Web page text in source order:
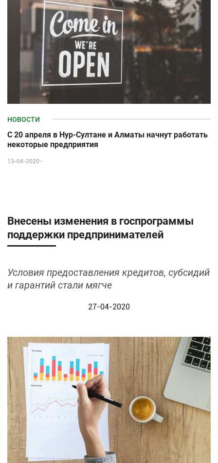
НОВОСТИ
С 20 апреля в Нур-Султане и Алматы начнут работать
некоторые предприятия
13-04-2020–
Внесены изменения в госпрограммы
поддержки предпринимателей
Условия предоставления кредитов, субсидий
и гарантий стали мягче
27-04-2020